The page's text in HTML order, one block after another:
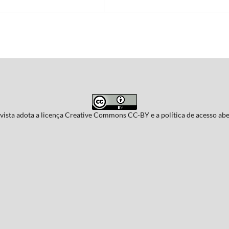
adota a licença Creative Commons CC-BY e a política de acesso